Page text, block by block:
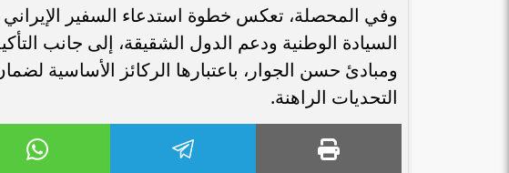
وفي المحصلة، تعكس خطوة استدعاء السفير الإيراني
السيادة الوطنية ودعم الدول الشقيقة، إلى جانب
ومبادئ حسن الجوار، باعتبارها الركائز الأساسية
التحديات الراهنة.